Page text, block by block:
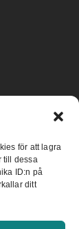
för att lagra
till dessa
ID:n på
ditt